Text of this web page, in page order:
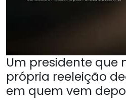
Um presidente que
própria reeleição
em quem vem